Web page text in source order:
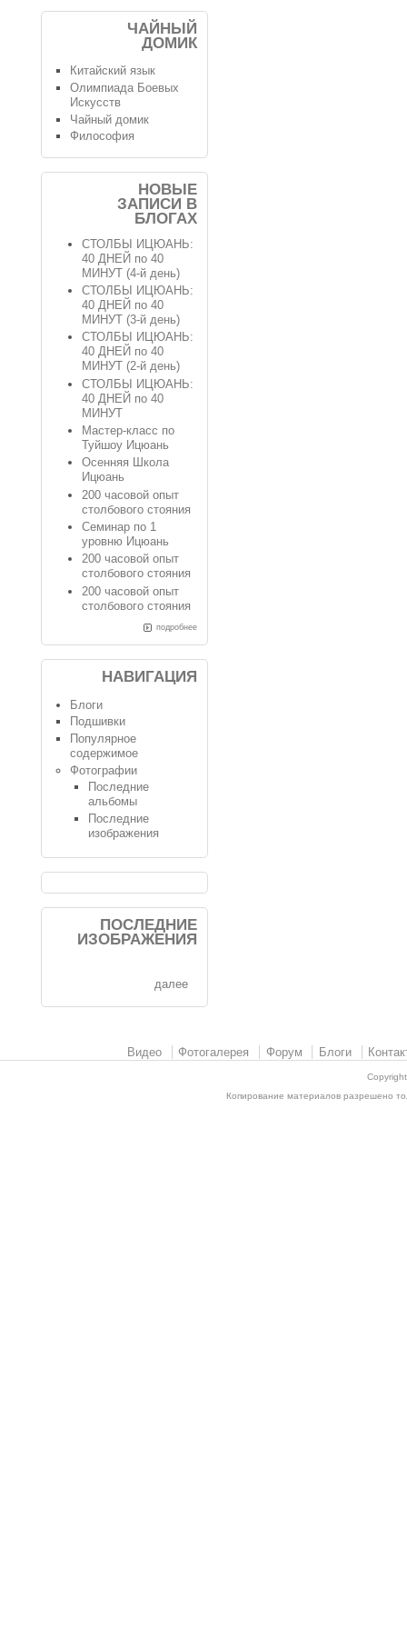
ЧАЙНЫЙ
ДОМИК
Китайский язык
Олимпиада Боевых
Искусств
Чайный домик
Философия
НОВЫЕ
ЗАПИСИ В
БЛОГАХ
СТОЛБЫ ИЦЮАНЬ:
40 ДНЕЙ по 40
МИНУТ (4-й день)
СТОЛБЫ ИЦЮАНЬ:
40 ДНЕЙ по 40
МИНУТ (3-й день)
СТОЛБЫ ИЦЮАНЬ:
40 ДНЕЙ по 40
МИНУТ (2-й день)
СТОЛБЫ ИЦЮАНЬ:
40 ДНЕЙ по 40
МИНУТ
Мастер-класс по
Туйшоу Ицюань
Осенняя Школа
Ицюань
200 часовой опыт
столбового стояния
Семинар по 1
уровню Ицюань
200 часовой опыт
столбового стояния
200 часовой опыт
столбового стояния
подробнее
НАВИГАЦИЯ
Блоги
Подшивки
Популярное
содержимое
Фотографии
Последние
альбомы
Последние
изображения
ПОСЛЕДНИЕ
ИЗОБРАЖЕНИЯ
далее
Видео Фотогалерея Форум Блоги
Копирование материалов разрешено